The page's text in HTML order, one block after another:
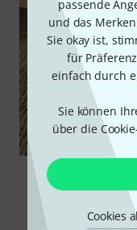
passende
und das
Sie okay ist,
für
einfach durch
Sie können
über die
Cookies